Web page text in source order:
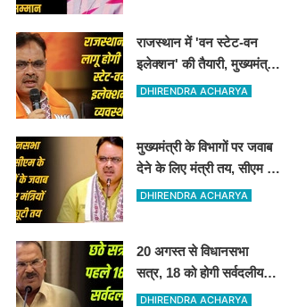
राजस्थान में 'वन स्टेट-वन
इलेक्शन' की तैयारी, मुख्यमंत्री
बोले- लोकतंत्र होगा और मजबूत
DHIRENDRA ACHARYA
मुख्यमंत्री के विभागों पर जवाब
देने के लिए मंत्री तय, सीएम की
अनुपस्थिति में मंत्रियो की
DHIRENDRA ACHARYA
20 अगस्त से विधानसभा
सत्र, 18 को होगी सर्वदलीय
बैठक
DHIRENDRA ACHARYA